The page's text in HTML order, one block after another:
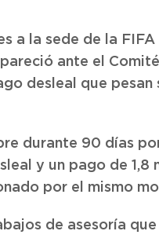
a la sede de la
ante el
desleal que pesan
durante 90 días
y un pago de 1,8
por el mismo
de asesoría